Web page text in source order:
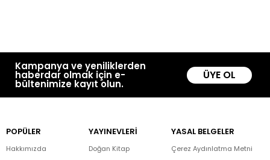
Kampanya ve yeniliklerden
haberdar olmak için e-
bültenimize kayıt olun.
ÜYE OL
POPÜLER
Hakkımızda
YAYINEVLERİ
Doğan Kitap
YASAL BELGELER
Çerez Aydınlatma Metni